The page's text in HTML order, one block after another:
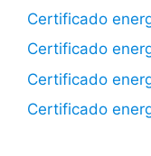
Certificado
Certificado
Certificado
Certificado